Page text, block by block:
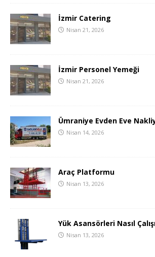
İzmir Catering
Nisan 21, 2026
İzmir Personel Yemeği
Nisan 21, 2026
Ümraniye Evden Eve
Nisan 14, 2026
Araç Platformu
Nisan 13, 2026
Yük Asansörleri Nasıl
Nisan 13, 2026